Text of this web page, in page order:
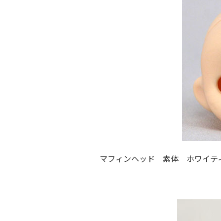
マフィンヘッド 素体 ホワイ